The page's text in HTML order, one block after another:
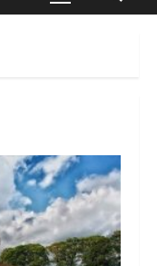
Primary